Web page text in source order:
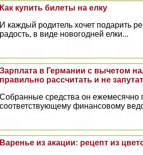
Как купить билеты на елку
И каждый родитель хочет подарить
радость, в виде новогодней елки...
Зарплата в Германии с вычетом
правильно рассчитать и не
Собранные средства он ежемecячно
соответствующему финансовому
Варенье из акации: рецепт из